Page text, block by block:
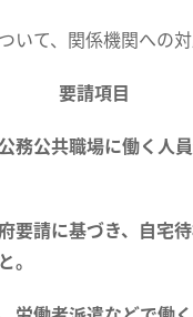
て、関係機関への対
要請項目
務公共職場に働く人
要請に基づき、自宅
。